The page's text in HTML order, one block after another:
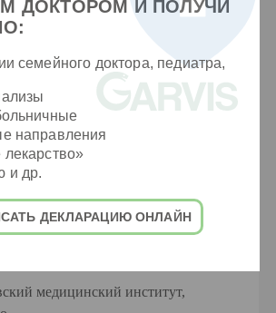
исследование желудочного
медицинский институт,
ДОКТОРОМ И ПОЛУЧИ
семейного доктора, педиатра,
направления
лекарство»
и др.
ДЕКЛАРАЦИЮ ОНЛАЙН